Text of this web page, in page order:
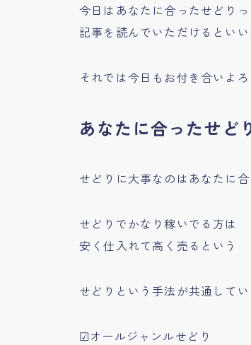
今日はあなたに合ったせどり
記事を読んでいただけるとい
それでは今日もお付き合いよ
あなたに合ったせど
せどりに大事なのはあなたに
せどりでかなり稼いでる方は
安く仕入れて高く売る という
せどりという手法が共通して
☑オールジャンルせどり